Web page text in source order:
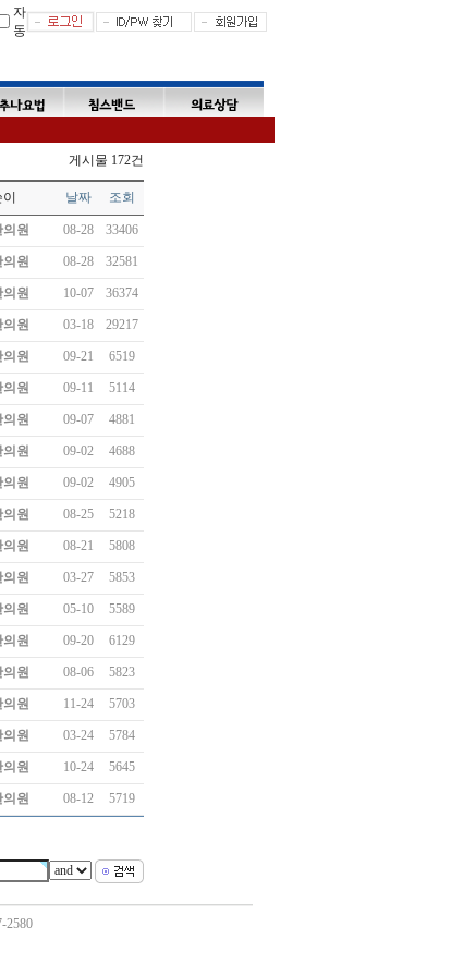
자
동
게시물 172건
날짜 조회
원 08-28 33406
원 08-28 32581
원 10-07 36374
원 03-18 29217
원 09-21 6519
원 09-11 5114
원 09-07 4881
원 09-02 4688
원 09-02 4905
원 08-25 5218
원 08-21 5808
원 03-27 5853
원 05-10 5589
원 09-20 6129
원 08-06 5823
원 11-24 5703
원 03-24 5784
원 10-24 5645
원 08-12 5719
2580